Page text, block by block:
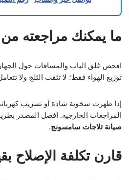
ما يمكنك مراجعته من
افحص غلق الباب والمسافات حول
توزيع الهواء فقط؛ لا تثقب الثلج ولا
إذا ظهرت سخونة شاذة أو تسريب
المراجعات الخارجية. افصل المصدر
صيانة ثلاجات سامسونج.
قارن تكلفة الإصلاح